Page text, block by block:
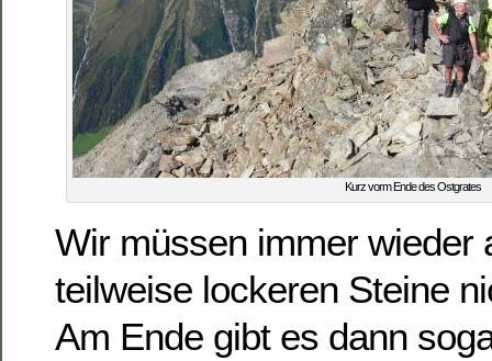
Kurz vorm Ende des Ostgrates
Wir müssen immer wieder
teilweise lockeren Steine
Am Ende gibt es dann